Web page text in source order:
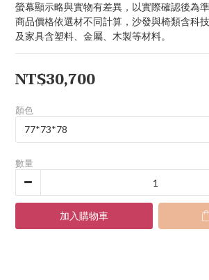
螢幕顯示略與實物有差異，以實際確認後為準
商品價格依選材不同計算，沙發與椅類含科
及家具含塑料、金屬、木製等材料。
NT$30,700
顏色
數量
加入購物車